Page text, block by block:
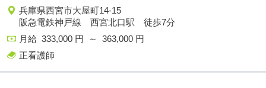
兵庫県西宮市大屋町14-15
阪急電鉄神戸線 西宮北口駅 徒歩7分
月給 333,000 円 ～ 363,000 円
正看護師